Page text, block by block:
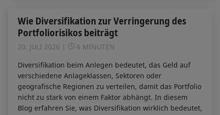
Wie Diversifikation zur Verringerung des
Portfoliorisikos beiträgt
20. JULI 2026
6 MINUTEN
Diversifikation beim Anlegen bedeutet, das Geld auf
verschiedene Anlageklassen, Sektoren oder
geografische Regionen zu verteilen, damit das Portfolio
nicht zu stark von einem Faktor abhängt. In diesem
Blog erfahren Sie, was Diversifikation wirklich bedeutet,